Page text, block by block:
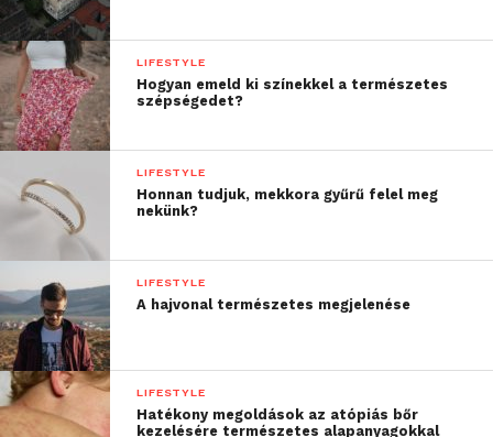
LIFESTYLE
Hogyan emeld ki színekkel a természetes
szépségedet?
LIFESTYLE
Honnan tudjuk, mekkora gyűrű felel meg
nekünk?
LIFESTYLE
A hajvonal természetes megjelenése
LIFESTYLE
Hatékony megoldások az atópiás bőr
kezelésére természetes alapanyagokkal